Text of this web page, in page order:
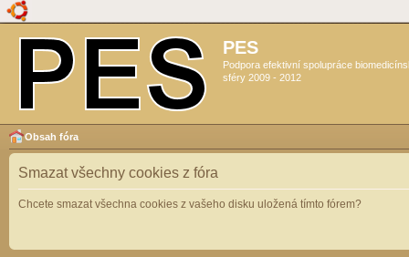
PES
Podpora efektivní spolupráce
sféry 2009 - 2012
Obsah fóra
Smazat všechny cookies z fóra
Chcete smazat všechna cookies z vašeho disku uložená tímto fórem?